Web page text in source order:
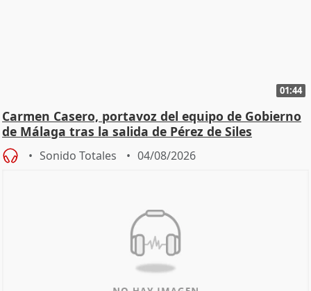
01:44
Carmen Casero, portavoz del equipo de Gobierno
de Málaga tras la salida de Pérez de Siles
Sonido Totales 04/08/2026